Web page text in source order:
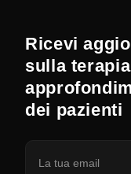
Ricevi
sulla
dei pazienti